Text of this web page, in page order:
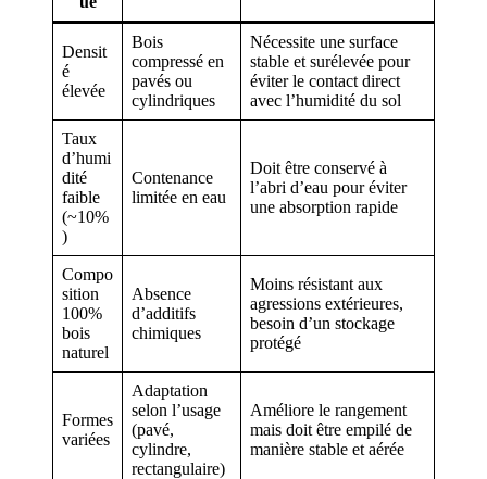
Densit
é
élevée
Bois
compressé en
pavés ou
cylindriques
Nécessite une surface
stable et surélevée pour
éviter le contact direct
avec l’humidité du sol
Taux
d’humi
dité
faible
(~10%
)
Contenance
limitée en eau
Doit être conservé à
l’abri d’eau pour éviter
une absorption rapide
Compo
sition
100%
bois
naturel
Absence
d’additifs
chimiques
Moins résistant aux
agressions extérieures,
besoin d’un stockage
protégé
Formes
variées
Adaptation
selon l’usage
(pavé,
cylindre,
rectangulaire)
Améliore le rangement
mais doit être empilé de
manière stable et aérée